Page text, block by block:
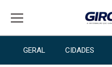
GERAL CIDADES